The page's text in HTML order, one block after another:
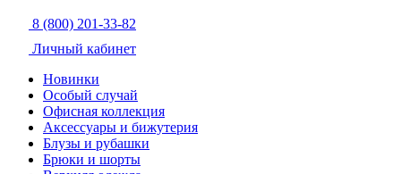
8 (800) 201-33-82
Личный кабинет
Новинки
Особый случай
Офисная коллекция
Аксессуары и бижутерия
Блузы и рубашки
Брюки и шорты